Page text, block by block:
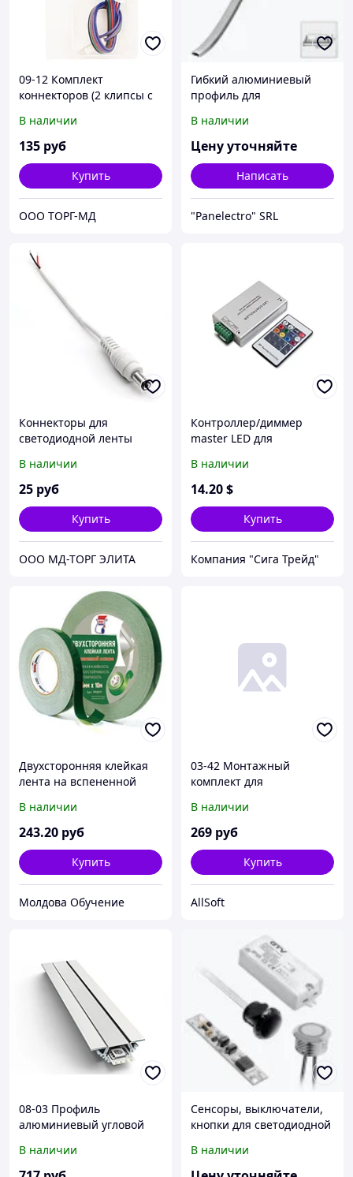
09-12 Комплект
коннекторов (2 клипсы с
светодиодной ленты 12В,
IP20,подложка 10мм
В наличии
135 руб
Купить
ООО ТОРГ-МД
Гибкий алюминиевый
профиль для
panlight, декоративное
освещение, профиль LED
В наличии
Цену уточняйте
Написать
"Panelectro" SRL
Коннекторы для
светодиодной ленты
В наличии
25 руб
Купить
ООО МД-ТОРГ ЭЛИТА
Контроллер/диммер
master LED для
24V RGB, 12А. C пультом
RF, 3 канала по 4A.
В наличии
14.20$
Купить
Компания "Сига Трейд"
Двухсторонняя клейкая
лента на вспененной
зеркал 12мм х 25м Kleb
В наличии
243.20 руб
Купить
Молдова Обучение
03-42 Монтажный
комплект для
светодиодной ленты
220В, smd 2835, 120 д/м,
В наличии
269 руб
Купить
AllSoft
08-03 Профиль
алюминиевый угловой
светодиодной ленты,
анодированный, серебро,
В наличии
Сенсоры, выключатели,
кнопки для светодиодной
для подсветки мебели,
panlight
В наличии